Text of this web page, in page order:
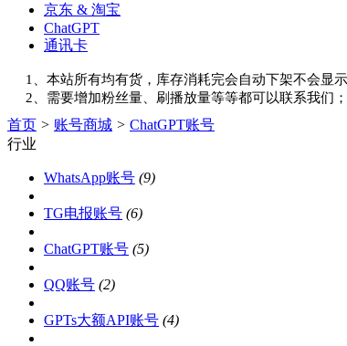
京东 & 淘宝
ChatGPT
通讯卡
1、本站所有均有货，库存消耗完会自动下架不会显
2、需要增加粉丝量、刷播放量等等都可以联系我们
首页 > 账号商城 > ChatGPT账号
行业
WhatsApp账号 (9)
TG电报账号 (6)
ChatGPT账号 (5)
QQ账号 (2)
GPTs大额API账号 (4)